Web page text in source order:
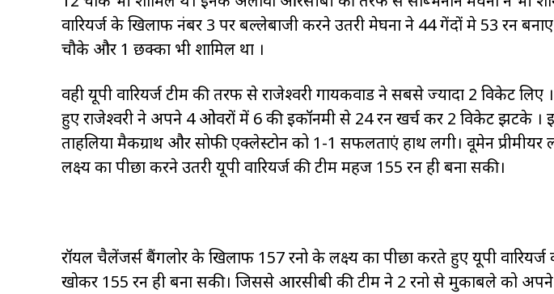
वारियर्ज के खिलाफ नंबर 3 पर बल्लेबाजी करने उतरी मेघना ने 44 गेंदों मे 53 रन
चौके और 1 छक्का भी शामिल था ।
वही यूपी वारियर्ज टीम की तरफ से राजेश्वरी गायकवाड ने सबसे ज्यादा 2 विकेट
हुए राजेश्वरी ने अपने 4 ओवरों में 6 की इकॉनमी से 24 रन खर्च कर 2 विकेट झटके ।
ताहलिया मैकग्राथ और सोफी एक्लेस्टोन को 1-1 सफलताएं हाथ लगी। वूमेन
लक्ष्य का पीछा करने उतरी यूपी वारियर्ज की टीम महज 155 रन ही बना सकी।
रॉयल चैलेंजर्स बैंगलोर के खिलाफ 157 रनो के लक्ष्य का पीछा करते हुए यूपी
खोकर 155 रन ही बना सकी। जिससे आरसीबी की टीम ने 2 रनो से मुकाबले को अपने